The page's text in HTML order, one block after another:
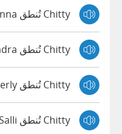
Chitty تُنطق Joanna
Chitty تُنطق Kendra
Chitty تُنطق Kimberly
Chitty تُنطق Salli